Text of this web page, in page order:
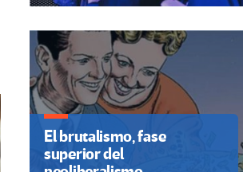
El brutalismo, fase
superior del